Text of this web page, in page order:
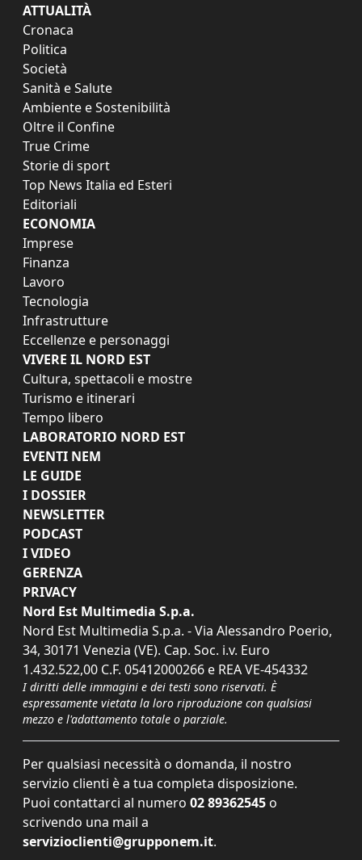
ATTUALITÀ
Cronaca
Politica
Società
Sanità e Salute
Ambiente e Sostenibilità
Oltre il Confine
True Crime
Storie di sport
Top News Italia ed Esteri
Editoriali
ECONOMIA
Imprese
Finanza
Lavoro
Tecnologia
Infrastrutture
Eccellenze e personaggi
VIVERE IL NORD EST
Cultura, spettacoli e mostre
Turismo e itinerari
Tempo libero
LABORATORIO NORD EST
EVENTI NEM
LE GUIDE
I DOSSIER
NEWSLETTER
PODCAST
I VIDEO
GERENZA
PRIVACY
Nord Est Multimedia S.p.a.
Nord Est Multimedia S.p.a. - Via Alessandro Poerio,
34, 30171 Venezia (VE). Cap. Soc. i.v. Euro
1.432.522,00 C.F. 05412000266 e REA VE-454332
I diritti delle immagini e dei testi sono riservati. È
espressamente vietata la loro riproduzione con qualsiasi
mezzo e l'adattamento totale o parziale.
Per qualsiasi necessità o domanda, il nostro
servizio clienti è a tua completa disposizione.
Puoi contattarci al numero 02 89362545 o
scrivendo una mail a
servizioclienti@grupponem.it.